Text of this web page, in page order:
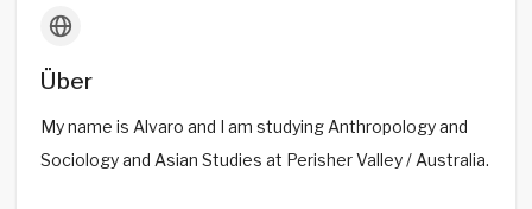
Über
My name is Alvaro and I am studying Anthropology and
Sociology and Asian Studies at Perisher Valley / Australia.